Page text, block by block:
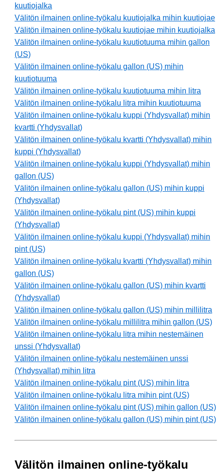
kuutiojalka
Välitön ilmainen online-työkalu kuutiojalka mihin kuutiojae
Välitön ilmainen online-työkalu kuutiojae mihin kuutiojalka
Välitön ilmainen online-työkalu kuutiotuuma mihin gallon
(US)
Välitön ilmainen online-työkalu gallon (US) mihin
kuutiotuuma
Välitön ilmainen online-työkalu kuutiotuuma mihin litra
Välitön ilmainen online-työkalu litra mihin kuutiotuuma
Välitön ilmainen online-työkalu kuppi (Yhdysvallat) mihin
kvartti (Yhdysvallat)
Välitön ilmainen online-työkalu kvartti (Yhdysvallat) mihin
kuppi (Yhdysvallat)
Välitön ilmainen online-työkalu kuppi (Yhdysvallat) mihin
gallon (US)
Välitön ilmainen online-työkalu gallon (US) mihin kuppi
(Yhdysvallat)
Välitön ilmainen online-työkalu pint (US) mihin kuppi
(Yhdysvallat)
Välitön ilmainen online-työkalu kuppi (Yhdysvallat) mihin
pint (US)
Välitön ilmainen online-työkalu kvartti (Yhdysvallat) mihin
gallon (US)
Välitön ilmainen online-työkalu gallon (US) mihin kvartti
(Yhdysvallat)
Välitön ilmainen online-työkalu gallon (US) mihin millilitra
Välitön ilmainen online-työkalu millilitra mihin gallon (US)
Välitön ilmainen online-työkalu litra mihin nestemäinen
unssi (Yhdysvallat)
Välitön ilmainen online-työkalu nestemäinen unssi
(Yhdysvallat) mihin litra
Välitön ilmainen online-työkalu pint (US) mihin litra
Välitön ilmainen online-työkalu litra mihin pint (US)
Välitön ilmainen online-työkalu pint (US) mihin gallon (US)
Välitön ilmainen online-työkalu gallon (US) mihin pint (US)
Välitön ilmainen online-työkalu